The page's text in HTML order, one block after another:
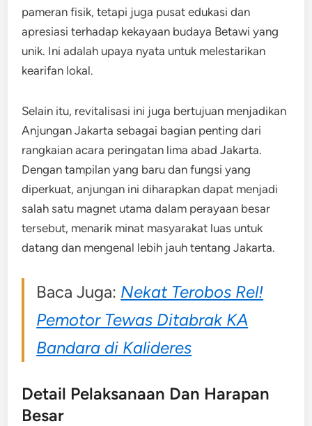
pameran fisik, tetapi juga pusat edukasi dan
apresiasi terhadap kekayaan budaya Betawi yang
unik. Ini adalah upaya nyata untuk melestarikan
kearifan lokal.
Selain itu, revitalisasi ini juga bertujuan menjadikan
Anjungan Jakarta sebagai bagian penting dari
rangkaian acara peringatan lima abad Jakarta.
Dengan tampilan yang baru dan fungsi yang
diperkuat, anjungan ini diharapkan dapat menjadi
salah satu magnet utama dalam perayaan besar
tersebut, menarik minat masyarakat luas untuk
datang dan mengenal lebih jauh tentang Jakarta.
Baca Juga: Nekat Terobos Rel!
Pemotor Tewas Ditabrak KA
Bandara di Kalideres
Detail Pelaksanaan Dan Harapan
Besar